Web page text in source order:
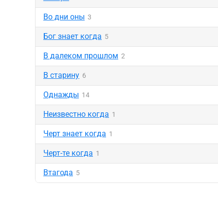
Во дни оны 3
Бог знает когда 5
В далеком прошлом 2
В старину 6
Однажды 14
Неизвестно когда 1
Черт знает когда 1
Черт-те когда 1
Втагода 5